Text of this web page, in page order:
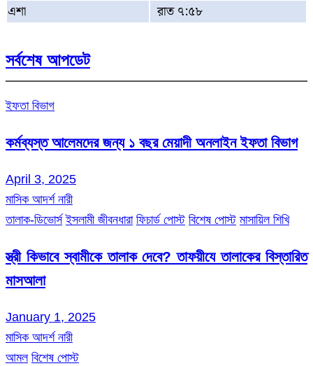
এশা
রাত ৭:৫৮
সর্বশেষ আপডেট
ইফতা বিভাগ
কর্মব্যস্ত আলেমদের জন্য ১ বছর মেয়াদী অনলাইন ইফতা বিভাগ
April 3, 2025
মাসিক আদর্শ নারী
তালাক-ডিভোর্স ইসলামী জীবনধারা ফিচার্ড পোস্ট বিশেষ পোস্ট মাসায়িল শিখি
স্ত্রী কিভাবে স্বামীকে তালাক দেবে? তাফয়ীযে তালাকের বিস্তারিত
মাসআলা
January 1, 2025
মাসিক আদর্শ নারী
আমল বিশেষ পোস্ট